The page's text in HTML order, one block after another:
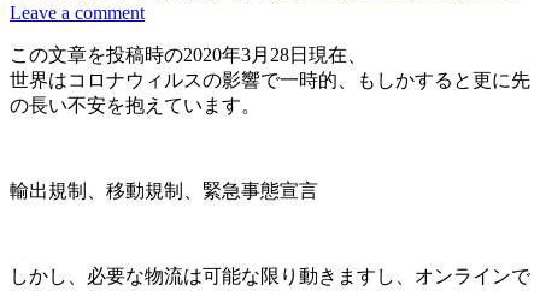
Leave a comment
この文章を投稿時の2020年3月28日現在、
世界はコロナウィルスの影響で一時的、もしかすると更に先
の長い不安を抱えています。
輸出規制、移動規制、緊急事態宣言
しかし、必要な物流は可能な限り動きますし、オンラインで